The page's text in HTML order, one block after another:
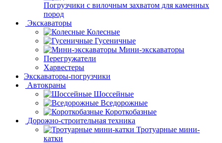
Погрузчики с вилочным захватом для каменных
пород
Экскаваторы
Колесные
Гусеничные
Мини-экскаваторы
Перегружатели
Харвестеры
Экскаваторы-погрузчики
Автокраны
Шоссейные
Вседорожные
Короткобазные
Дорожно-строительная техника
Тротуарные мини-
катки